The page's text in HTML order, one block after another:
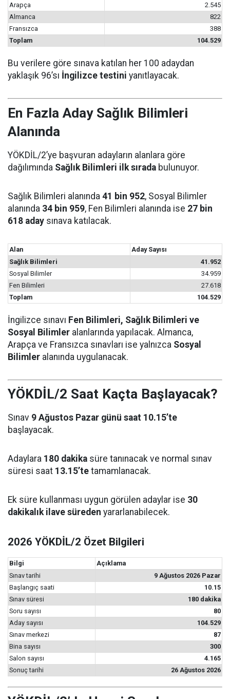
Arapça
2.545
Almanca
822
Fransızca
388
Toplam
104.529
Bu verilere göre sınava katılan her 100 adaydan
yaklaşık 96’sı İngilizce testini yanıtlayacak.
En Fazla Aday Sağlık Bilimleri
Alanında
YÖKDİL/2’ye başvuran adayların alanlara göre
dağılımında Sağlık Bilimleri ilk sırada bulunuyor.
Sağlık Bilimleri alanında 41 bin 952, Sosyal Bilimler
alanında 34 bin 959, Fen Bilimleri alanında ise 27 bin
618 aday sınava katılacak.
Alan
Aday Sayısı
Sağlık Bilimleri
41.952
Sosyal Bilimler
34.959
Fen Bilimleri
27.618
Toplam
104.529
İngilizce sınavı Fen Bilimleri, Sağlık Bilimleri ve
Sosyal Bilimler alanlarında yapılacak. Almanca,
Arapça ve Fransızca sınavları ise yalnızca Sosyal
Bilimler alanında uygulanacak.
YÖKDİL/2 Saat Kaçta Başlayacak?
Sınav 9 Ağustos Pazar günü saat 10.15’te
başlayacak.
Adaylara 180 dakika süre tanınacak ve normal sınav
süresi saat 13.15’te tamamlanacak.
Ek süre kullanması uygun görülen adaylar ise 30
dakikalık ilave süreden yararlanabilecek.
2026 YÖKDİL/2 Özet Bilgileri
Bilgi
Açıklama
Sınav tarihi
9 Ağustos 2026 Pazar
Başlangıç saati
10.15
Sınav süresi
180 dakika
Soru sayısı
80
Aday sayısı
104.529
Sınav merkezi
87
Bina sayısı
300
Salon sayısı
4.165
Sonuç tarihi
26 Ağustos 2026